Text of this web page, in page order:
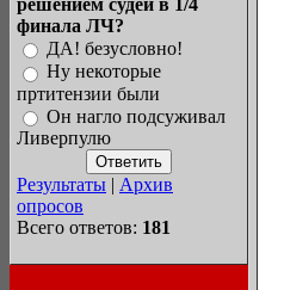
решением судей в 1/4
финала ЛЧ?
ДА! безусловно!
Ну некоторые
пртитензии были
Он нагло подсуживал
Ливерпулю
Результаты | Архив
опросов
Всего ответов: 181